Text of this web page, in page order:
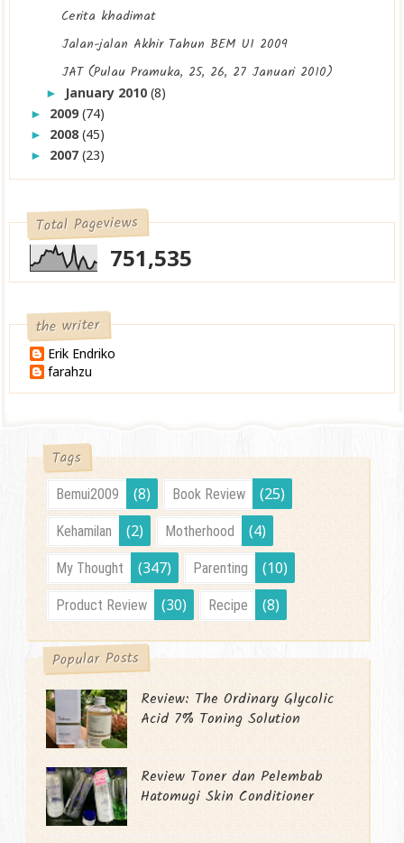
Cerita khadimat
Jalan-jalan Akhir Tahun BEM UI 2009
JAT (Pulau Pramuka, 25, 26, 27 Januari 2010)
► January 2010(8)
► 2009(74)
► 2008(45)
► 2007(23)
Total Pageviews
751,535
the writer
Erik Endriko
farahzu
Tags
Bemui2009 (8) Book Review (25)
Kehamilan (2) Motherhood (4)
My Thought (347) Parenting (10)
Product Review (30) Recipe (8)
Popular Posts
Review: The Ordinary Glycolic
Acid 7% Toning Solution
Review Toner dan Pelembab
Hatomugi Skin Conditioner